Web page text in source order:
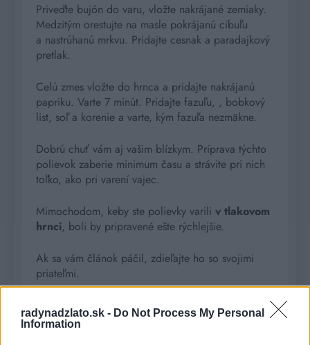
radynadzlato.sk - Do Not Process My Personal
Information
Priveďte bujón do varu, vložte nakrájané zemiaky.
Medzitým orestujte na masle pokrájanú cibuľu
a nastrúhanú mrkvu. Pridajte cesnak a paradajkový
pretlak.
Celú zmes vložte do hrnca a pridajte nakrájanú
papriku. Varte 7 minút. Pridajte fazuľu, , bobkový
list, soľ a korenie a varte, kým fazuľa nezmäkne.
Dobrú chuť vám aj vašim blízkym. Príprava týchto
polievok zaberie minimum času a strávite pri nich
toľko, ako pri varení vajec.
Mimochodom, keby ste polievky varili v tlakovom
hrnci, boli by pripravené ešte rýchlejšie.
Ak sa vám článok páčil, zdieľajte ho so svojimi
priateľmi.